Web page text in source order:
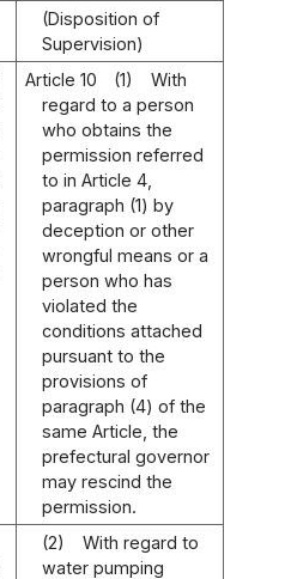
(Disposition of
Supervision)
Article 10 (1)
With
regard to a person
who obtains the
permission referred
to in Article 4,
paragraph (1) by
deception or other
wrongful means or a
person who has
violated the
conditions attached
pursuant to the
provisions of
paragraph (4) of the
same Article, the
prefectural governor
may rescind the
permission.
(2)
With regard to
water pumping